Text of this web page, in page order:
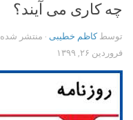
چه کاری می آیند؟
توسطکاظم خطیبی · منتشر شده
فروردین ۲۶, ۱۳۹۹